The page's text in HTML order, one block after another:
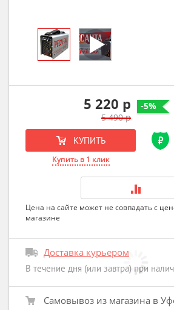
5 220 р
5 490 р
КУПИТЬ
Купить в 1 клик
-5%
Цена на сайте может не совпадать с
магазине
Доставка курьером
В течение дня (или завтра) при
Самовывоз из магазина в